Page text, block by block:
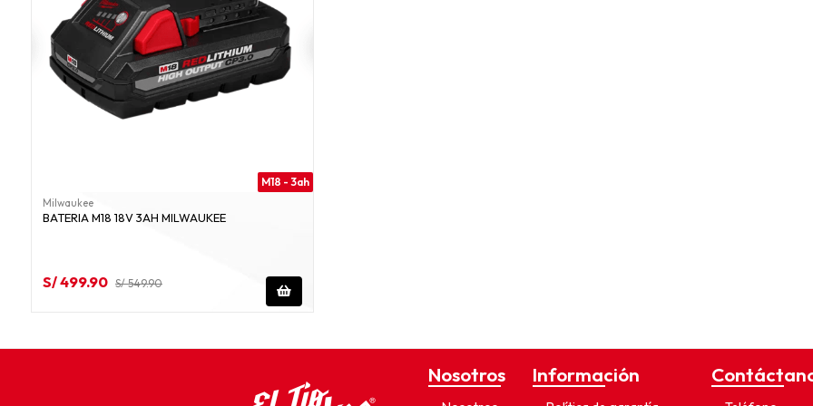
M18 - 3ah
Milwaukee
BATERIA M18 18V 3AH MILWAUKEE
S/ 499.90 S/ 549.90
Nosotros Información